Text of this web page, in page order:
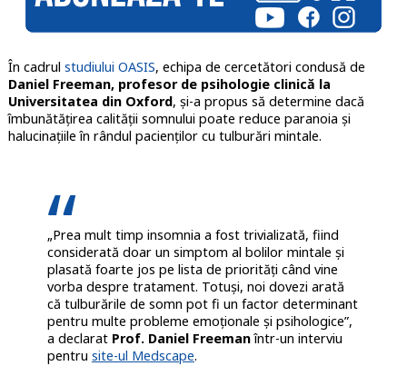
În cadrul studiului OASIS, echipa de cercetători condusă de
Daniel Freeman, profesor de psihologie clinică la
Universitatea din Oxford, și-a propus să determine dacă
îmbunătățirea calității somnului poate reduce paranoia și
halucinațiile în rândul pacienților cu tulburări mintale.
„Prea mult timp insomnia a fost trivializată, fiind
considerată doar un simptom al bolilor mintale și
plasată foarte jos pe lista de priorități când vine
vorba despre tratament. Totuși, noi dovezi arată
că tulburările de somn pot fi un factor determinant
pentru multe probleme emoționale și psihologice”,
a declarat Prof. Daniel Freemanîntr-un interviu
pentru site-ul Medscape.